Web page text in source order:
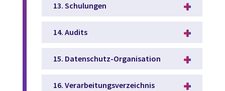
13. Schulungen
14. Audits
15. Datenschutz-Organisation
16. Verarbeitungsverzeichnis